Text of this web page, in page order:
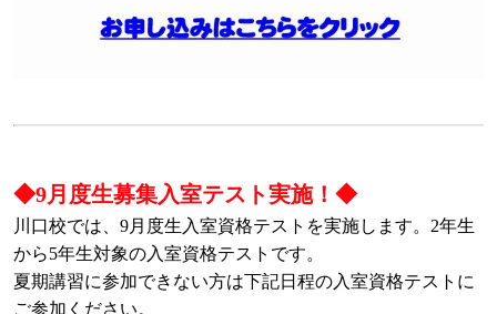
◆9月度生募集入室テスト実施！◆
川口校では、9月度生入室資格テストを実施します。2年生
から5年生対象の入室資格テストです。
夏期講習に参加できない方は下記日程の入室資格テストに
ご参加ください。